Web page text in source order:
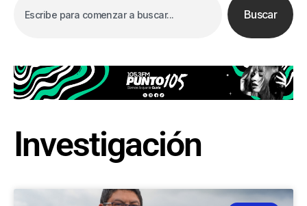
Buscar
Investigación